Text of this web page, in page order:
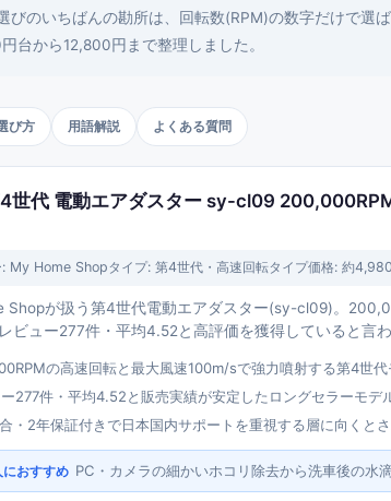
びのいちばんの勘所は、回転数(RPM)の数字だけで選
台から12,800円まで整理しました。
び方 用語解説 よくある質問
世代 電動エアダスター sy-cl09
My Home Shopタイプ: 第4世代・高速回転タイプ価格: 約
Shopが扱う第4世代電動エアダスター(sy-cl09)。
ビュー277件・平均4.52と高評価を獲得していると言
の高速回転と最大風速100m/sで強力噴射する第4世代
277件・平均4.52と販売実績が安定したロングセラーモデ
・2年保証付きで日本国内サポートを重視する層に向くと
におすすめ PC・カメラの細かいホコリ除去から洗車後の水